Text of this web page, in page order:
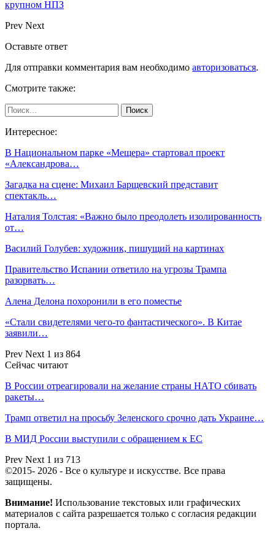
крупном НПЗ
Prev Next
Оставьте ответ
Для отправки комментария вам необходимо авторизоваться.
Смотрите также:
Интересное:
В Национальном парке «Мещера» стартовал проект
«Александрова…
Загадка на сцене: Михаил Барщевский представит
спектакль…
Наталия Толстая: «Важно было преодолеть изолированность
от…
Василий Голубев: художник, пишущий на картинах
Правительство Испании ответило на угрозы Трампа
разорвать…
Алена Делона похоронили в его поместье
«Стали свидетелями чего-то фантастического». В Китае
заявили…
Prev Next 1 из 864
Сейчас читают
В России отреагировали на желание страны НАТО сбивать
ракеты…
Трамп ответил на просьбу Зеленского срочно дать Украине…
В МИД России выступили с обращением к ЕС
Prev Next 1 из 713
©2015- 2026 - Все о культуре и искусстве. Все права
защищены.
Внимание! Использование текстовых или графических
материалов с сайта разрешается только c согласия редакции
портала.